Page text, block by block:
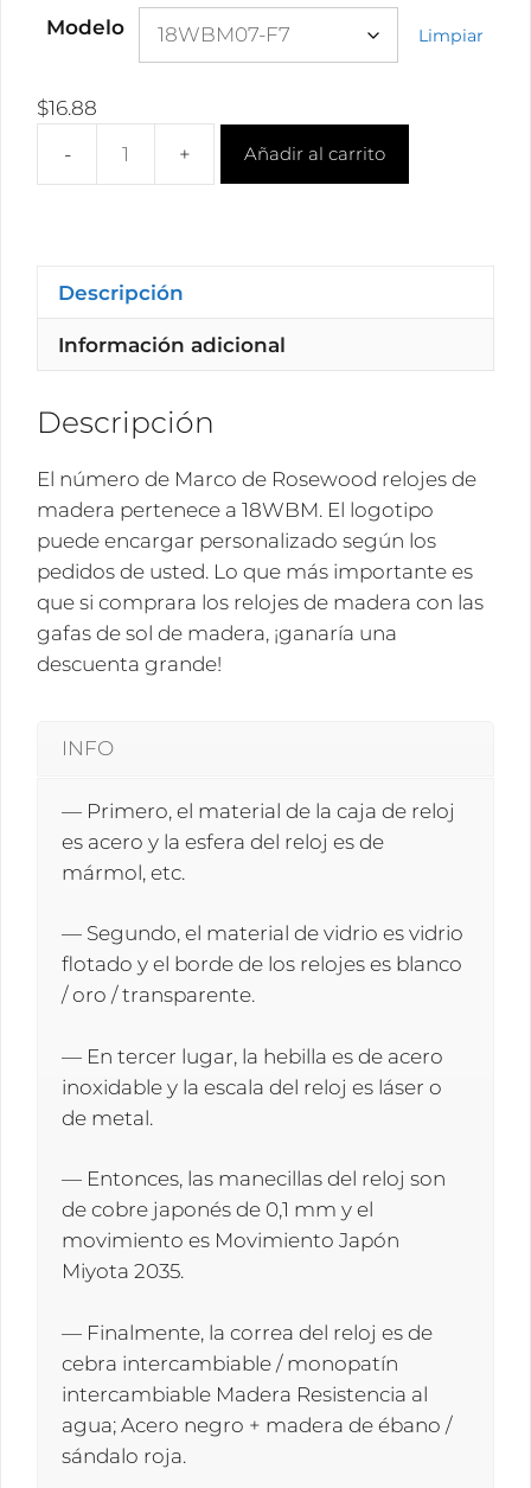
Modelo Limpiar
$16.88
Mayorista
18WBM
cantidad
Añadir al carrito
Descripción
Información adicional
Descripción
El número de Marco de Rosewood relojes de
madera pertenece a 18WBM. El logotipo
puede encargar personalizado según los
pedidos de usted. Lo que más importante es
que si comprara los relojes de madera con las
gafas de sol de madera, ¡ganaría una
descuenta grande!
INFO
— Primero, el material de la caja de reloj
es acero y la esfera del reloj es de
mármol, etc.
— Segundo, el material de vidrio es vidrio
flotado y el borde de los relojes es blanco
/ oro / transparente.
— En tercer lugar, la hebilla es de acero
inoxidable y la escala del reloj es láser o
de metal.
— Entonces, las manecillas del reloj son
de cobre japonés de 0,1 mm y el
movimiento es Movimiento Japón
Miyota 2035.
— Finalmente, la correa del reloj es de
cebra intercambiable / monopatín
intercambiable Madera Resistencia al
agua; Acero negro + madera de ébano /
sándalo roja.